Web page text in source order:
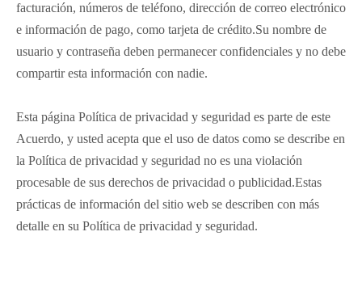
facturación, números de teléfono, dirección de correo electrónico
e información de pago, como tarjeta de crédito.Su nombre de
usuario y contraseña deben permanecer confidenciales y no debe
compartir esta información con nadie.
Esta página Política de privacidad y seguridad es parte de este
Acuerdo, y usted acepta que el uso de datos como se describe en
la Política de privacidad y seguridad no es una violación
procesable de sus derechos de privacidad o publicidad.Estas
prácticas de información del sitio web se describen con más
detalle en su Política de privacidad y seguridad.